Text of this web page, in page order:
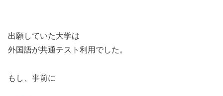
出願していた大学は
外国語が共通テスト利用でした。
もし、事前に